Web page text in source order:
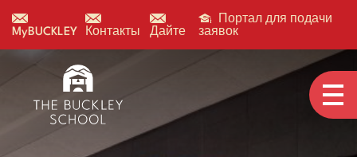
MyBUCKLEY Контакты Дайте
Портал для подачи
заявок